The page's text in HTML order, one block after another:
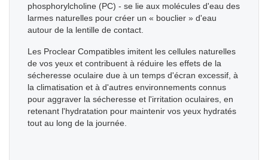
phosphorylcholine (PC) - se lie aux molécules d'eau des
larmes naturelles pour créer un « bouclier » d'eau
autour de la lentille de contact.
Les Proclear Compatibles imitent les cellules naturelles
de vos yeux et contribuent à réduire les effets de la
sécheresse oculaire due à un temps d'écran excessif, à
la climatisation et à d'autres environnements connus
pour aggraver la sécheresse et l'irritation oculaires, en
retenant l'hydratation pour maintenir vos yeux hydratés
tout au long de la journée.